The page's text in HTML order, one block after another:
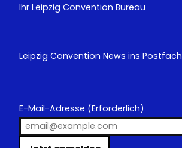
Ihr Leipzig Convention Bureau
Leipzig Convention News ins Postfach
E-Mail-Adresse (Erforderlich)